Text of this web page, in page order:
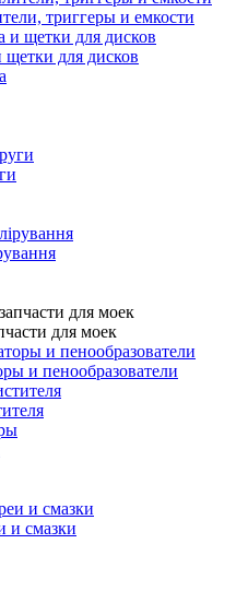
триггеры и емкости
для дисков
для моек
и пенообразователи
и смазки